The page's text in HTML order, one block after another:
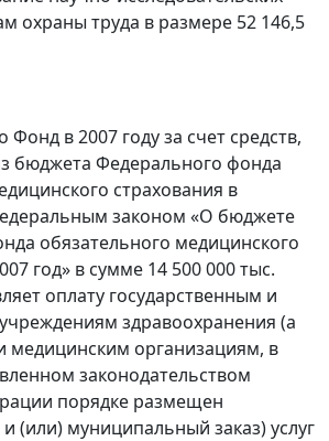
охраны труда в размере 52 146,5
Фонд в 2007 году за счет средств,
бюджета Федерального фонда
страхования в
законом «О бюджете
обязательного медицинского
год» в сумме 14 500 000 тыс.
оплату государственным и
здравоохранения (а
медицинским организациям, в
законодательством
порядке размещен
(или) муниципальный заказ) услуг